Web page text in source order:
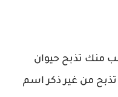
منك تذبح حيوان
تذبح من غير ذكر اسم